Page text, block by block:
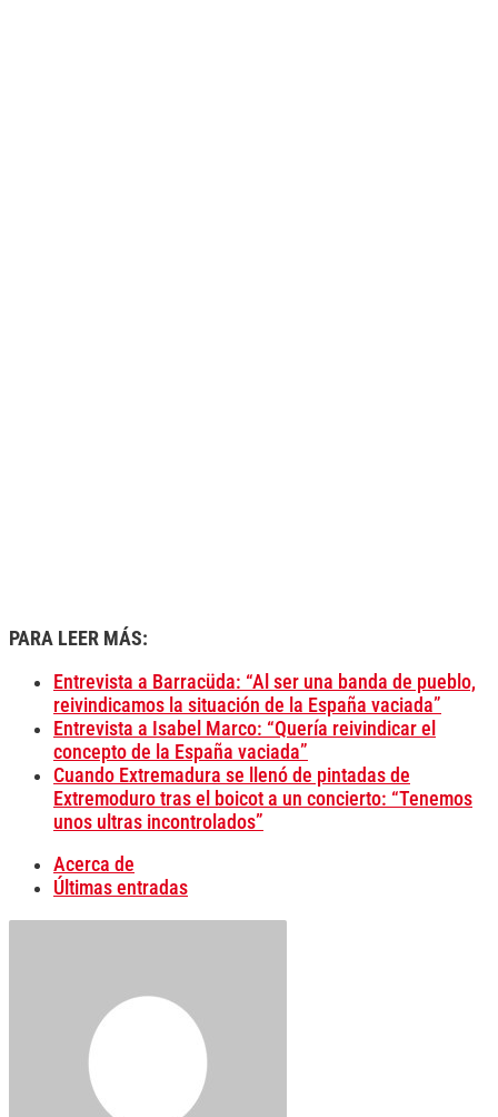
PARA LEER MÁS:
Entrevista a Barracüda: “Al ser una banda de pueblo,
reivindicamos la situación de la España vaciada”
Entrevista a Isabel Marco: “Quería reivindicar el
concepto de la España vaciada”
Cuando Extremadura se llenó de pintadas de
Extremoduro tras el boicot a un concierto: “Tenemos
unos ultras incontrolados”
Acerca de
Últimas entradas